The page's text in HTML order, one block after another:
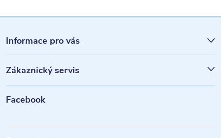
á
p
a
Informace pro vás
Zákaznický servis
Facebook